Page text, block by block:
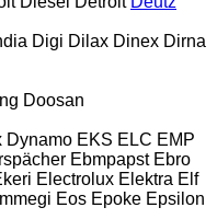
Digi Dilax Dinex Dirna
Doosan
Dynamo EKS ELC EMP
Ebmpapst Ebro
Electrolux Elektra Elf
Eos Epoke Epsilon